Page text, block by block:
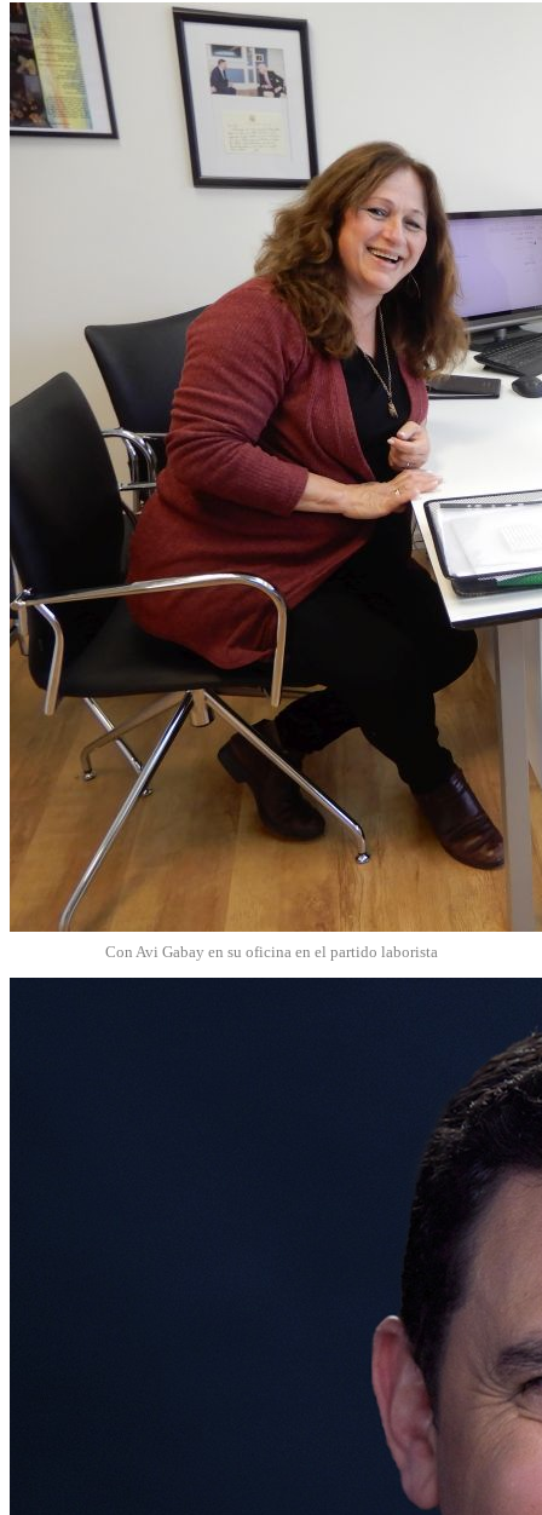
Con Avi Gabay en su oficina en el partido laborista